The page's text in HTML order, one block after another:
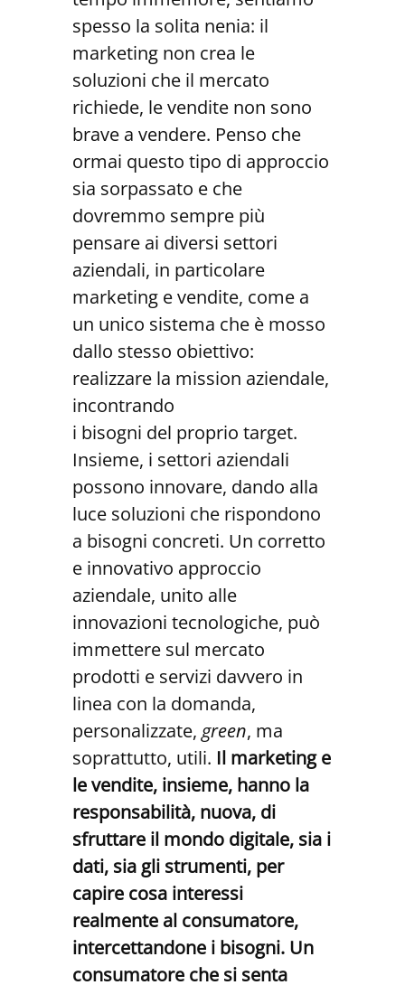
spesso la solita nenia: il
marketing non crea le
soluzioni che il mercato
richiede, le vendite non sono
brave a vendere. Penso che
ormai questo tipo di approccio
sia sorpassato e che
dovremmo sempre più
pensare ai diversi settori
aziendali, in particolare
marketing e vendite, come a
un unico sistema che è mosso
dallo stesso obiettivo:
realizzare la mission aziendale,
incontrando
i bisogni del proprio target.
Insieme, i settori aziendali
possono innovare, dando alla
luce soluzioni che rispondono
a bisogni concreti. Un corretto
e innovativo approccio
aziendale, unito alle
innovazioni tecnologiche, può
immettere sul mercato
prodotti e servizi davvero in
linea con la domanda,
personalizzate, green, ma
soprattutto, utili. Il marketing e
le vendite, insieme, hanno la
responsabilità, nuova, di
sfruttare il mondo digitale, sia i
dati, sia gli strumenti, per
capire cosa interessi
realmente al consumatore,
intercettandone i bisogni. Un
consumatore che si senta